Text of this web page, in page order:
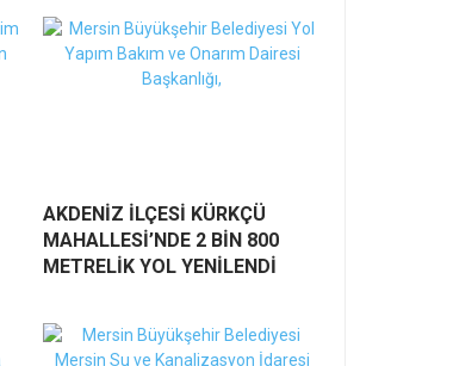
AKDENİZ İLÇESİ KÜRKÇÜ
MAHALLESİ’NDE 2 BİN 800
METRELİK YOL YENİLENDİ